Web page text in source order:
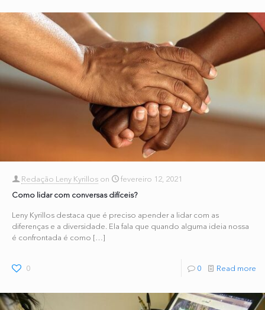
Redação Leny Kyrillos on
fevereiro 12, 2021
Como lidar com conversas difíceis?
Leny Kyrillos destaca que é preciso apender a lidar com as
diferenças e a diversidade. Ela fala que quando alguma ideia nossa
é confrontada é como […]
0 0 Read more